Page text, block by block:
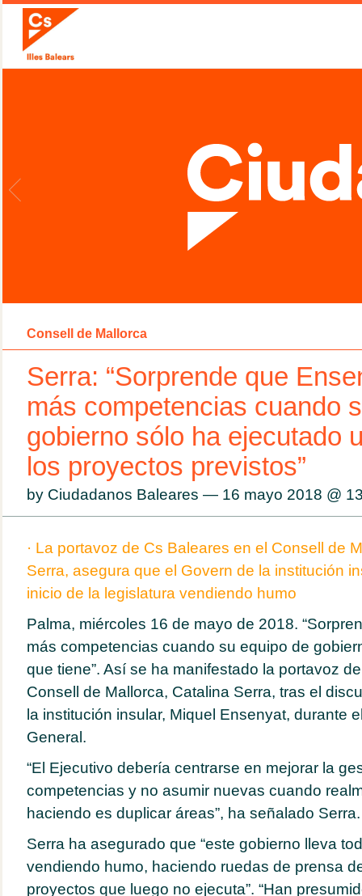
Consell de Mallorca
Serra: “Sorprende que
más competencias cuando
gobierno sólo ha ejecutado
los proyectos previstos”
by Ciudadanos Baleares — 16 mayo 2018 @
· La portavoz de Cs Baleares en el Consell de
Serra, asegura que el Govern de la institución
inicio de la legislatura vendiendo humo
Palma, miércoles 16 de mayo de 2018.
más competencias cuando su equipo de
que tiene”. Así se ha manifestado la portavoz
Consell de Mallorca, Catalina Serra, tras el
la institución insular, Miquel Ensenyat, durante
General.
“El Ejecutivo debería centrarse en mejorar la
competencias y no asumir nuevas cuando
haciendo es duplicar áreas”, ha señalado Serra.
Serra ha asegurado que “este gobierno lleva
vendiendo humo, haciendo ruedas de prensa
proyectos que luego no ejecuta”. “Han